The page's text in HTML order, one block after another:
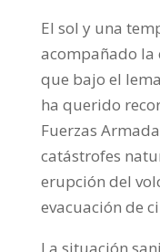
El sol y una
acompañado la
que bajo el
ha querido
Fuerzas
catástrofes
erupción del
evacuación de